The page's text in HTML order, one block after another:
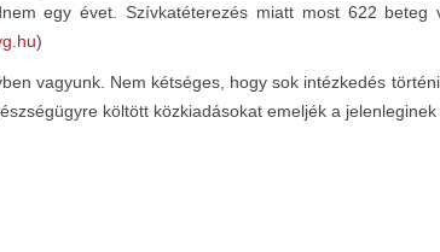
egy évet. Szívkatéterezés miatt most 622
)
vagyunk. Nem kétséges, hogy sok intézkedés
költött közkiadásokat emeljék a